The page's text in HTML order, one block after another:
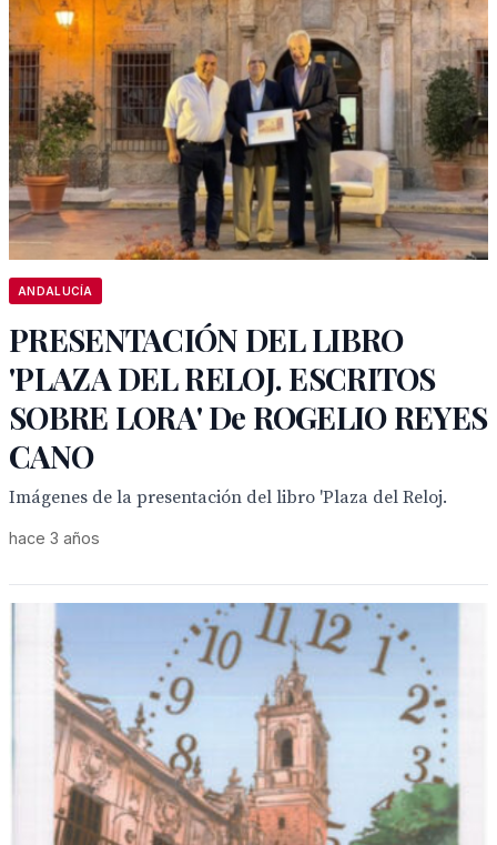
ANDALUCÍA
PRESENTACIÓN DEL LIBRO
'PLAZA DEL RELOJ. ESCRITOS
SOBRE LORA' De ROGELIO REYES
CANO
Imágenes de la presentación del libro 'Plaza del Reloj.
hace 3 años